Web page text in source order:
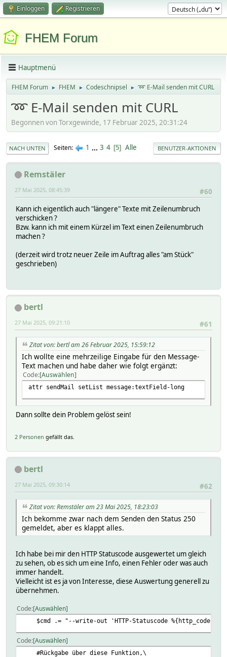
Einloggen Registrieren
FHEM Forum
Hauptmenü
FHEM Forum ► FHEM ► Codeschnipsel ► ➿ E-Mail senden mit CURL
➿ E-Mail senden mit CURL
Begonnen von Torxgewinde, 17 Februar 2025, 20:31:24
NACH UNTEN Seiten 1 ... 3 4 5 Alle BENUTZER-AKTIONEN
Remstäler
#60
27 Mai 2025, 08:45:39
Kann ich eigentlich auch "längere" Texte mit Zeilenumbruch
verschicken ?
Bzw. kann ich mit einem Kürzel im Text einen Zeilenumbruch
machen ?
(derzeit wird trotz neuer Zeile im Auftrag alles "am Stück"
geschrieben)
bertl
#61
27 Mai 2025, 09:21:10
Zitat von: bertl am 26 Februar 2025, 15:59:12
Ich wollte eine mehrzeilige Eingabe für den Message-
Text machen und habe daher wie folgt ergänzt:
Code Auswählen
attr sendMail setList message:textField-long
Dann sollte dein Problem gelöst sein!
2 Personen gefällt das.
bertl
#62
27 Mai 2025, 09:30:14
Zitat von: Remstäler am 23 Mai 2025, 18:23:03
Ich bekomme zwar nach dem Senden den Status 250
gemeldet, aber es klappt alles.
Ich habe bei mir den HTTP Statuscode ausgewertet um gleich
zu sehen, ob es sich um eine Info, einen Fehler oder was auch
immer handelt.
Vielleicht ist es ja von Interesse, diese Auswertung generell zu
übernehmen.
Code Auswählen
$cmd .= "--write-out 'HTTP-Statuscode
Code Auswählen
#Rückgabe über diese Funktion,\